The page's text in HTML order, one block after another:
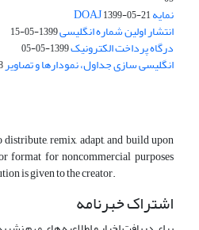
نمایه DOAJ1399-05-21
انتشار اولین شماره انگلیسی1399-05-15
درگاه پرداخت الکترونیک1399-05-05
انگلیسی سازی جداول، نمودارها و تصاویر
remix, adapt, and build upon
format for noncommercial purposes
is given to the creator.
اشتراک خبرنامه